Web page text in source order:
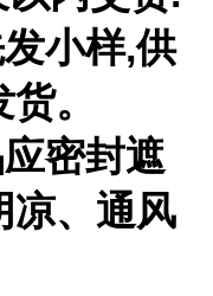
发小样,供
。
密封遮
凉、通风